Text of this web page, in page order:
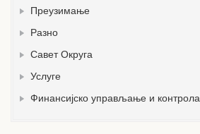
Преузимање
Разно
Савет Округа
Услуге
Финансијско управљање и контрола